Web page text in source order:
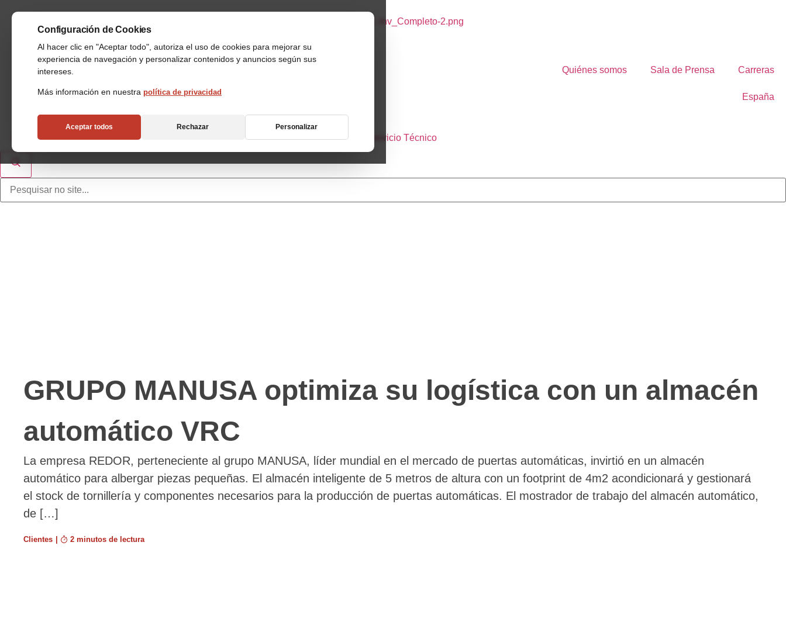
Configuración de Cookies
Al hacer clic en "Aceptar todo", autoriza el uso de cookies para mejorar su
experiencia de navegación y personalizar contenidos y anuncios según sus
intereses.
Más información en nuestra política de privacidad
Aceptar todos Rechazar Personalizar
Quiénes somos Sala de Prensa Carreras
España
Industrias Almacenes Automáticos Aplicaciones Casos Prácticos Servicio Técnico
GRUPO MANUSA optimiza su logística con un almacén
automático VRC
La empresa REDOR, perteneciente al grupo MANUSA, líder mundial en el mercado de puertas automáticas, invirtió en un almacén
automático para albergar piezas pequeñas. El almacén inteligente de 5 metros de altura con un footprint de 4m2 acondicionará y gestionará
el stock de tornillería y componentes necesarios para la producción de puertas automáticas. El mostrador de trabajo del almacén automático,
de […]
Clientes 2 minutos de lectura